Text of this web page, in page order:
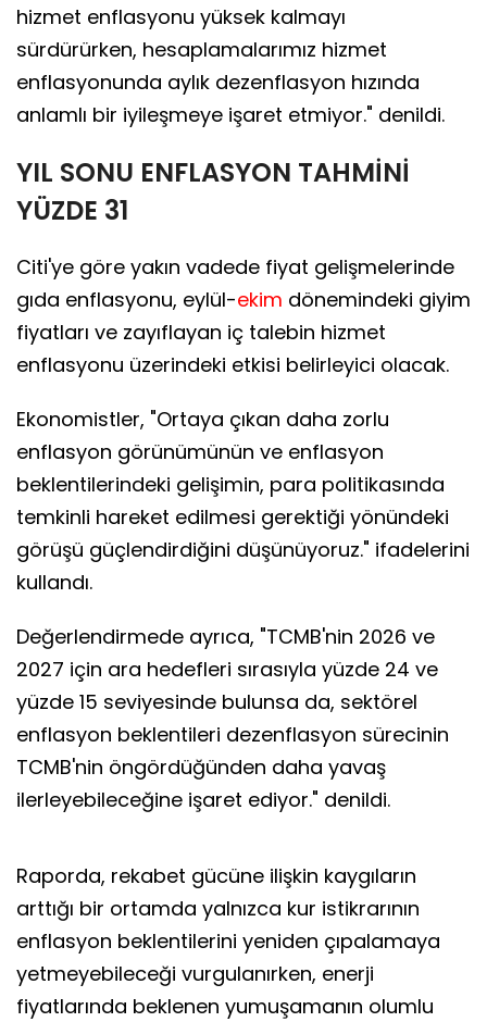
hizmet enflasyonu yüksek kalmayı
sürdürürken, hesaplamalarımız hizmet
enflasyonunda aylık dezenflasyon hızında
anlamlı bir iyileşmeye işaret etmiyor." denildi.
YIL SONU ENFLASYON TAHMİNİ
YÜZDE 31
Citi'ye göre yakın vadede fiyat gelişmelerinde
gıda enflasyonu, eylül-ekim dönemindeki giyim
fiyatları ve zayıflayan iç talebin hizmet
enflasyonu üzerindeki etkisi belirleyici olacak.
Ekonomistler, "Ortaya çıkan daha zorlu
enflasyon görünümünün ve enflasyon
beklentilerindeki gelişimin, para politikasında
temkinli hareket edilmesi gerektiği yönündeki
görüşü güçlendirdiğini düşünüyoruz." ifadelerini
kullandı.
Değerlendirmede ayrıca, "TCMB'nin 2026 ve
2027 için ara hedefleri sırasıyla yüzde 24 ve
yüzde 15 seviyesinde bulunsa da, sektörel
enflasyon beklentileri dezenflasyon sürecinin
TCMB'nin öngördüğünden daha yavaş
ilerleyebileceğine işaret ediyor." denildi.
Raporda, rekabet gücüne ilişkin kaygıların
arttığı bir ortamda yalnızca kur istikrarının
enflasyon beklentilerini yeniden çıpalamaya
yetmeyebileceği vurgulanırken, enerji
fiyatlarında beklenen yumuşamanın olumlu